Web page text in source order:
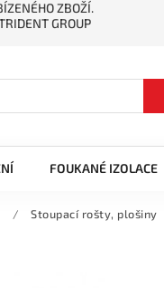
ZBOŽÍ.
GROUP
FOUKANÉ IZOLACE
/ Stoupací rošty, plošiny